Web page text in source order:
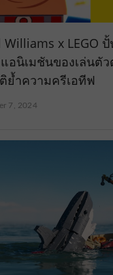
Williams x LEGO
อนิเมชันของเล่นตั
ย้ำความครีเอทีฟ
7, 2024